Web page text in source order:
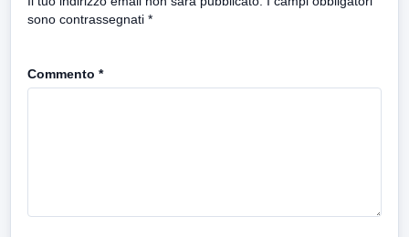
sono contrassegnati *
Commento *